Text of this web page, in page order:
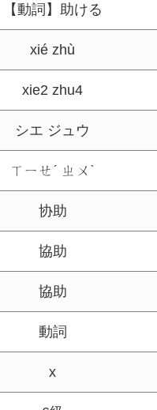
【動詞】助ける
xié zhù
xie2 zhu4
シエ ジュウ
ㄒㄧㄝˊ ㄓㄨˋ
协助
協助
協助
動詞
x